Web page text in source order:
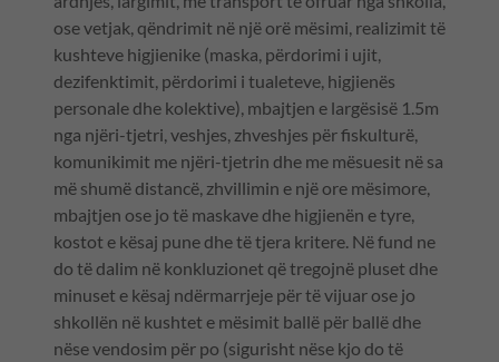
ose vetjak, qëndrimit në një orë mësimi, realizimit të
kushteve higjienike (maska, përdorimi i ujit,
dezifenktimit, përdorimi i tualeteve, higjienës
personale dhe kolektive), mbajtjen e largësisë 1.5m
nga njëri-tjetri, veshjes, zhveshjes për fiskulturë,
komunikimit me njëri-tjetrin dhe me mësuesit në sa
më shumë distancë, zhvillimin e një ore mësimore,
mbajtjen ose jo të maskave dhe higjienën e tyre,
kostot e kësaj pune dhe të tjera kritere. Në fund ne
do të dalim në konkluzionet që tregojnë pluset dhe
minuset e kësaj ndërmarrjeje për të vijuar ose jo
shkollën në kushtet e mësimit ballë për ballë dhe
nëse vendosim për po (sigurisht nëse kjo do të